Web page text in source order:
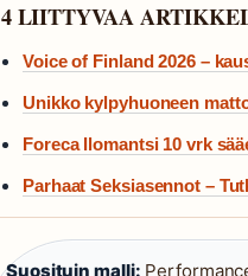
4 LIITTYVAA
Voice of Finland 2026 –
Unikko kylpyhuoneen
Foreca Ilomantsi 10 vrk
Parhaat Seksiasennot –
Suosituin malli: